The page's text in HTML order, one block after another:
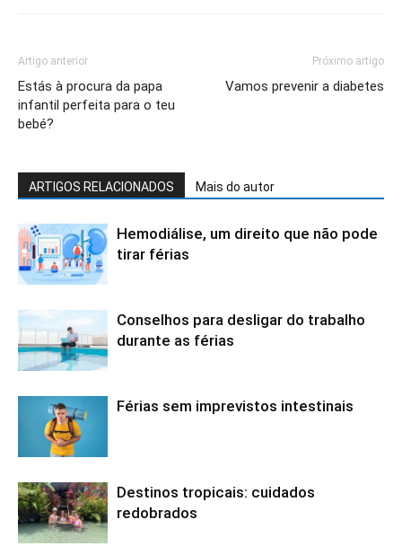
Artigo anterior
Estás à procura da papa
infantil perfeita para o teu
bebé?
Próximo artigo
Vamos prevenir a diabetes
ARTIGOS RELACIONADOS Mais do autor
Hemodiálise, um direito que não pode
tirar férias
Conselhos para desligar do trabalho
durante as férias
Férias sem imprevistos intestinais
Destinos tropicais: cuidados
redobrados